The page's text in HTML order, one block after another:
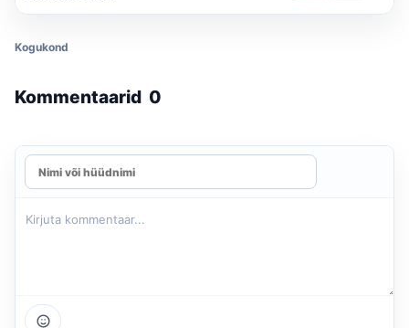
Kogukond
Kommentaarid 0